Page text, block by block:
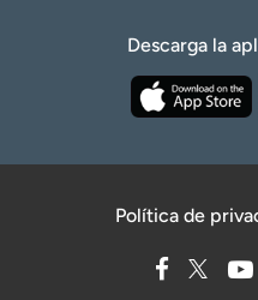
Descarga la
Política de